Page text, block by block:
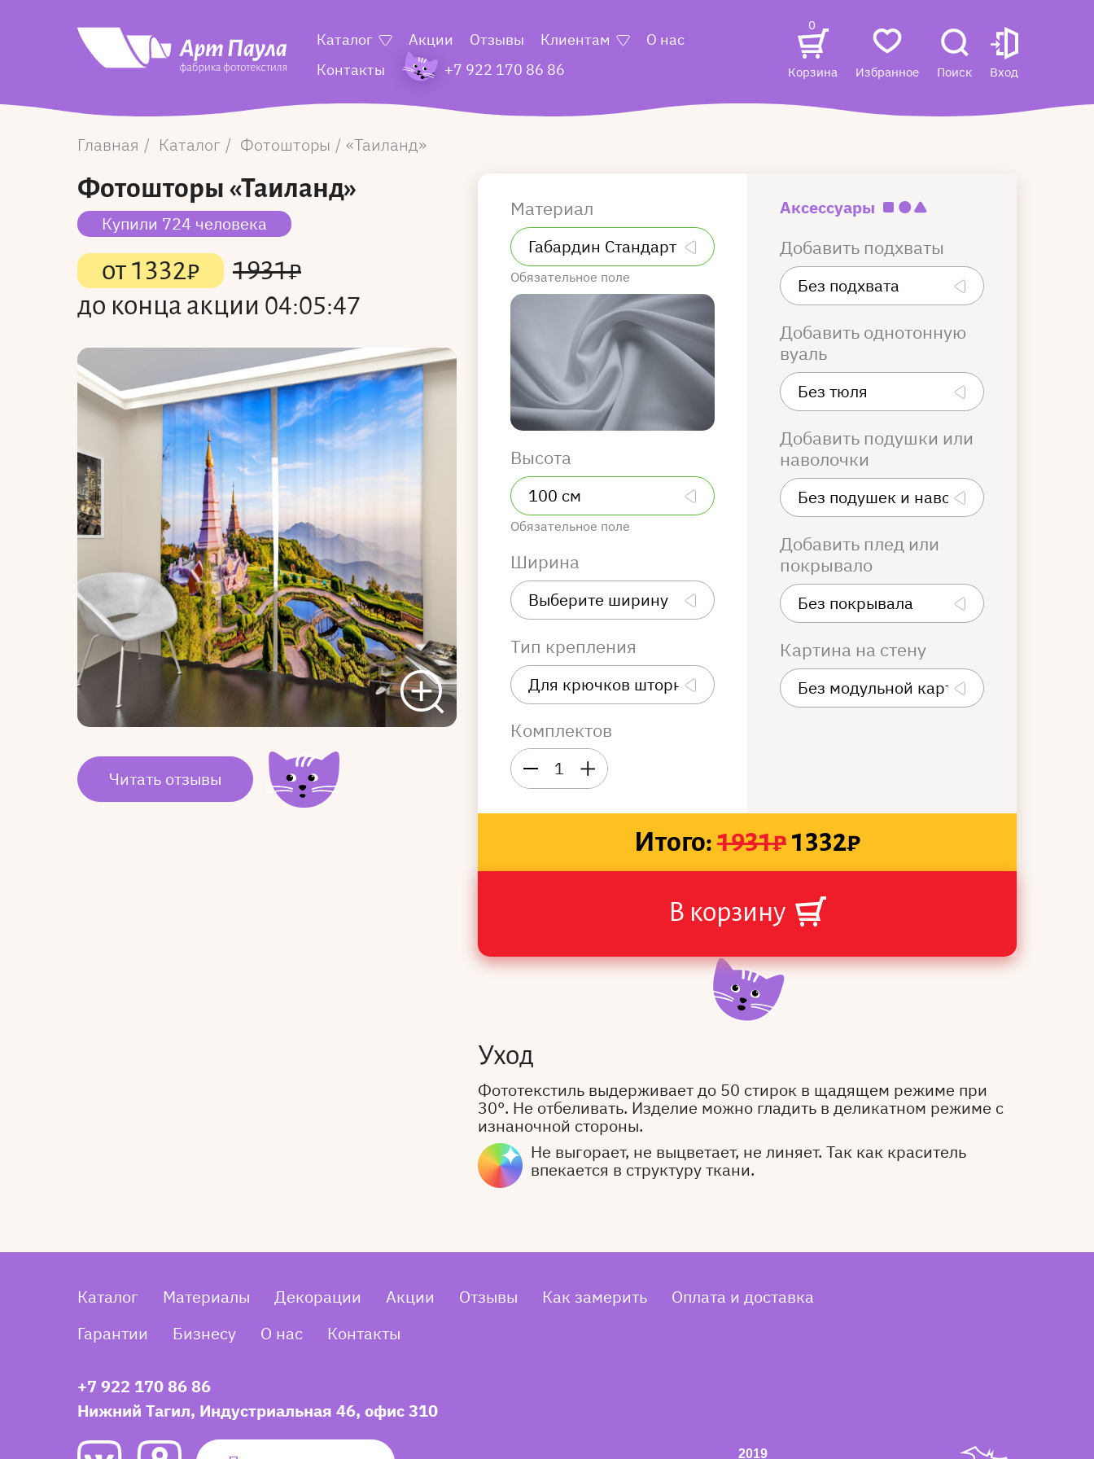
Каталог Акции Отзывы Клиентам
О нас
Контакты
+7 922 170 86 86
0
Корзина Избранное Поиск Вход
Главная Каталог Фотошторы Таиланд
Фотошторы «Таиланд»
Купили 724 человека
от1332₽ 1931₽
до конца акции 04:05:47
Читать отзывы
Материал
Обязательное поле
Высота
Обязательное поле
Ширина
Тип крепления
Комплектов
1
Аксессуары
Добавить подхваты
Добавить однотонную
вуаль
Добавить подушки или
наволочки
Добавить плед или
покрывало
Картина на стену
Итого:1931₽1332₽
В корзину
Уход
Фототекстиль выдерживает до 50 стирок в щадящем режиме при
30°. Не отбеливать. Изделие можно гладить в деликатном режиме с
изнаночной стороны.
Не выгорает, не выцветает, не линяет. Так как краситель
впекается в структуру ткани.
Каталог Материалы Декорации Акции Отзывы Как замерить
Оплата и доставка
Гарантии
Бизнесу О нас Контакты
+7 922 170 86 86
Нижний Тагил, Индустриальная 46, офис 310